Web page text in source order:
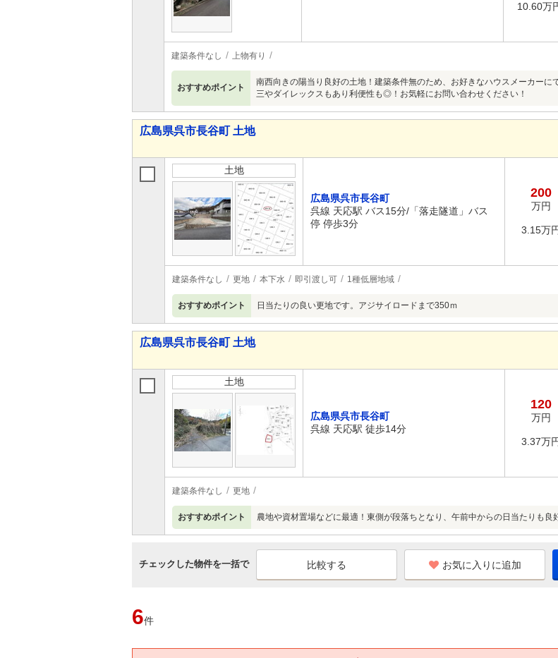
10.60万
建築条件なし 上物有り
おすすめポイント
南西向きの陽当り良好の土地！建築条件無のため、お好きなハウスメーカー
三やダイレックスもあり利便性も◎！お気軽にお問い合わせください！
広島県呉市長谷町 土地
土地
広島県呉市長谷町
呉線 天応駅 バス15分/「落走隧道」バス
停 停歩3分
200
万円
3.15万
建築条件なし 更地 本下水 即引渡し可 1種低層地域
おすすめポイント 日当たりの良い更地です。アジサイロードまで350ｍ
広島県呉市長谷町 土地
土地
広島県呉市長谷町
呉線 天応駅 徒歩14分
120
万円
3.37万
建築条件なし 更地
おすすめポイント 農地や資材置場などに最適！東側が段落ちとなり、午前中からの日当たりも
チェックした物件を一括で お気に入りに追加
6件